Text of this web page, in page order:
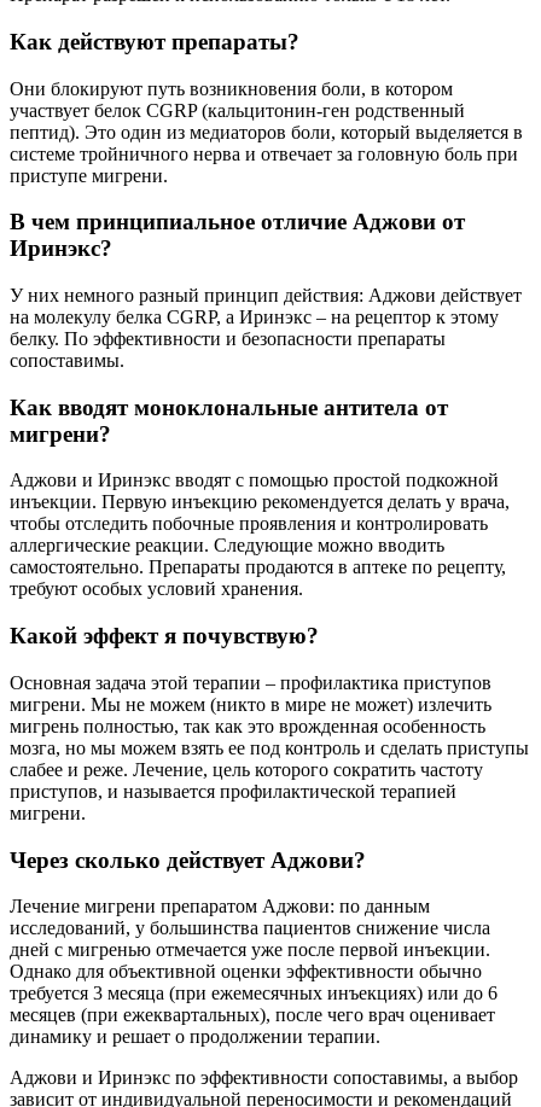
Как действуют препараты?
Они блокируют путь возникновения боли, в котором
участвует белок CGRP (кальцитонин-ген родственный
пептид). Это один из медиаторов боли, который выделяется в
системе тройничного нерва и отвечает за головную боль при
приступе мигрени.
В чем принципиальное отличие Аджови от
Иринэкс?
У них немного разный принцип действия: Аджови действует
на молекулу белка CGRP, а Иринэкс – на рецептор к этому
белку. По эффективности и безопасности препараты
сопоставимы.
Как вводят моноклональные антитела от
мигрени?
Аджови и Иринэкс вводят с помощью простой подкожной
инъекции. Первую инъекцию рекомендуется делать у врача,
чтобы отследить побочные проявления и контролировать
аллергические реакции. Следующие можно вводить
самостоятельно. Препараты продаются в аптеке по рецепту,
требуют особых условий хранения.
Какой эффект я почувствую?
Основная задача этой терапии – профилактика приступов
мигрени. Мы не можем (никто в мире не может) излечить
мигрень полностью, так как это врожденная особенность
мозга, но мы можем взять ее под контроль и сделать приступы
слабее и реже. Лечение, цель которого сократить частоту
приступов, и называется профилактической терапией
мигрени.
Через сколько действует Аджови?
Лечение мигрени препаратом Аджови: по данным
исследований, у большинства пациентов снижение числа
дней с мигренью отмечается уже после первой инъекции.
Однако для объективной оценки эффективности обычно
требуется 3 месяца (при ежемесячных инъекциях) или до 6
месяцев (при ежеквартальных), после чего врач оценивает
динамику и решает о продолжении терапии.
Аджови и Иринэкс по эффективности сопоставимы, а выбор
зависит от индивидуальной переносимости и рекомендаций